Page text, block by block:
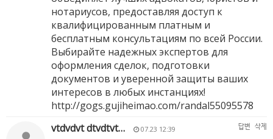
нотариусов, предоставляя доступ к
квалифицированным платным и
бесплатным консультациям по всей России.
Выбирайте надежных экспертов для
оформления сделок, подготовки
документов и уверенной защиты ваших
интересов в любых инстанциях!
http://gogs.gujiheimao.com/randal55095578
vtdvdvt dtvdtvt…
07.23 12:39 답변 삭제